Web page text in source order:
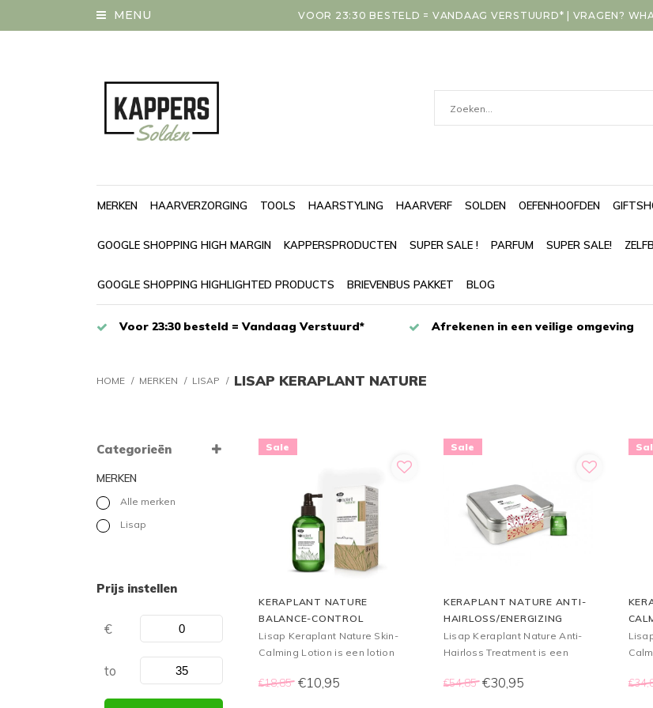
MENU VOOR 23:30 BESTELD = VANDAAG VERSTUURD* | VRAGEN?
MERKEN HAARVERZORGING TOOLS HAARSTYLING HAARVERF SOLDEN OEFENHOOFDEN
GOOGLE SHOPPING HIGH MARGIN KAPPERSPRODUCTEN SUPER SALE ! PARFUM SUPER SALE!
GOOGLE SHOPPING HIGHLIGHTED PRODUCTS BRIEVENBUS PAKKET BLOG
Voor 23:30 besteld = Vandaag Verstuurd* Afrekenen in een veilige omgeving
HOME / MERKEN / LISAP / LISAP KERAPLANT NATURE
Categorieën
MERKEN
Alle merken
Lisap
Prijs instellen
€
to
Sale
KERAPLANT NATURE
BALANCE-CONTROL
LOTION, 150 ML
Lisap Keraplant Nature Skin-
Calming Lotion is een lotion
kalmeert.
€18,85 €10,95
Sale
KERAPLANT NATURE ANTI-
HAIRLOSS/ENERGIZING
INTENSIVE TREATMENT
6X8ML
Lisap Keraplant Nature Anti-
Hairloss Treatment is een
haaruitval tegengaat.
€54,85 €30,95
de